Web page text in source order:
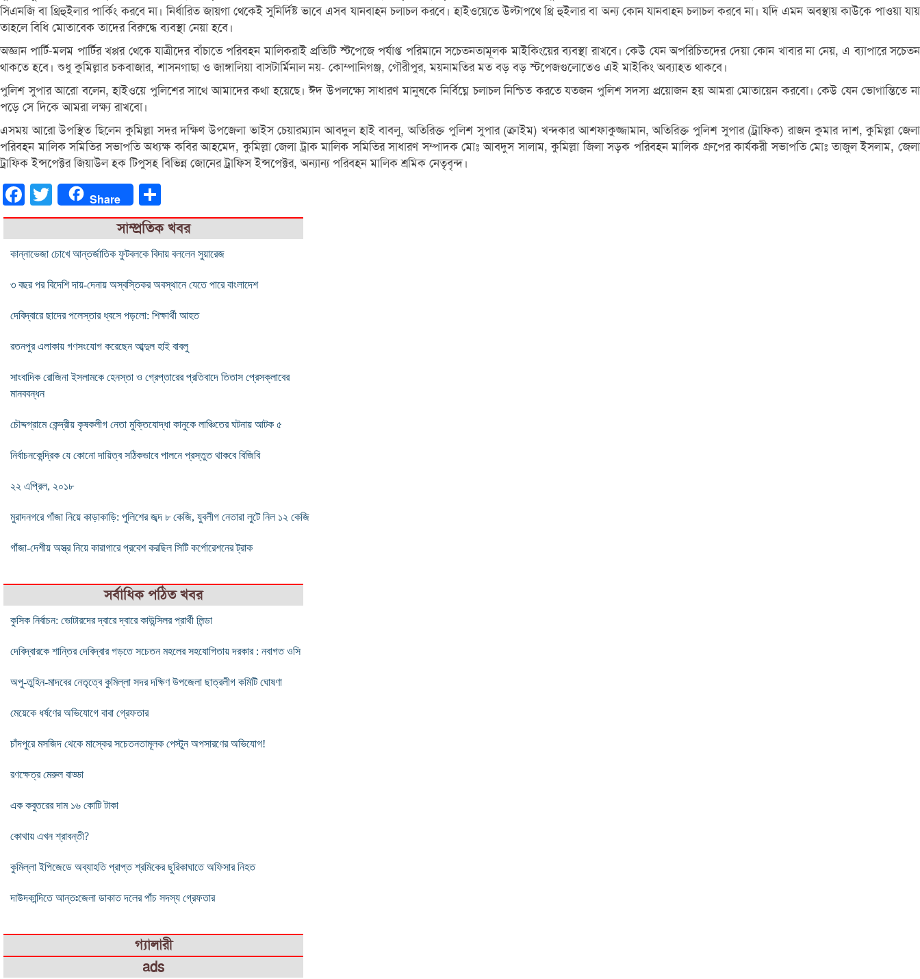
সিএনজি বা থ্রিহুইলার পার্কিং করবে না। নির্ধারিত জায়গা থেকেই সুনির্দিষ্ট ভাবে এসব যানবাহন চলাচল করবে। হাইওয়েতে উল্টাপথে থ্রি হুইলার বা অন্য কোন যানবাহন চলাচল করবে না। যদি এমন অবস্থায় কাউকে পাওয়া যায়
তাহলে বিধি মোতাবেক তাদের বিরুদ্ধে ব্যবস্থা নেয়া হবে।
অজ্ঞান পার্টি-মলম পার্টির খপ্পর থেকে যাত্রীদের বাঁচাতে পরিবহন মালিকরাই প্রতিটি স্টপেজে পর্যাপ্ত পরিমানে সচেতনতামূলক মাইকিংয়ের ব্যবস্থা রাখবে। কেউ যেন অপরিচিতদের দেয়া কোন খাবার না নেয়, এ ব্যাপারে সচেতন
থাকতে হবে। শুধু কুমিল্লার চকবাজার, শাসনগাছা ও জাঙ্গালিয়া বাসটার্মিনাল নয়- কোম্পানিগঞ্জ, গৌরীপুর, ময়নামতির মত বড় বড় স্টপেজগুলোতেও এই মাইকিং অব্যাহত থাকবে।
পুলিশ সুপার আরো বলেন, হাইওয়ে পুলিশের সাথে আমাদের কথা হয়েছে। ঈদ উপলক্ষ্যে সাধারণ মানুষকে নির্বিঘ্নে চলাচল নিশ্চিত করতে যতজন পুলিশ সদস্য প্রয়োজন হয় আমরা মোতায়েন করবো। কেউ যেন ভোগান্তিতে না
পড়ে সে দিকে আমরা লক্ষ্য রাখবো।
এসময় আরো উপস্থিত ছিলেন কুমিল্লা সদর দক্ষিণ উপজেলা ভাইস চেয়ারম্যান আবদুল হাই বাবলু, অতিরিক্ত পুলিশ সুপার (ক্রাইম) খন্দকার আশফাকুজ্জামান, অতিরিক্ত পুলিশ সুপার (ট্রাফিক) রাজন কুমার দাশ, কুমিল্লা জেলা
পরিবহন মালিক সমিতির সভাপতি অধ্যক্ষ কবির আহমেদ, কুমিল্লা জেলা ট্রাক মালিক সমিতির সাধারণ সম্পাদক মোঃ আবদুস সালাম, কুমিল্লা জিলা সড়ক পরিবহন মালিক গ্রুপের কার্যকরী সভাপতি মোঃ তাজুল ইসলাম, জেলা
ট্রাফিক ইন্সপেক্টর জিয়াউল হক টিপুসহ বিভিন্ন জোনের ট্রাফিস ইন্সপেক্টর, অন্যান্য পরিবহন মালিক শ্রমিক নেতৃবৃন্দ।
FacebookTwitter Share
সাম্প্রতিক খবর
কান্নাভেজা চোখে আন্তর্জাতিক ফুটবলকে বিদায় বললেন সুয়ারেজ
৩ বছর পর বিদেশি দায়-দেনায় অস্বস্তিকর অবস্থানে যেতে পারে বাংলাদেশ
দেবিদ্বারে ছাদের পলেস্তার ধ্বসে পড়লো: শিক্ষার্থী আহত
রতনপুর এলাকায় গণসংযোগ করেছেন আব্দুল হাই বাবলু
সাংবাদিক রোজিনা ইসলামকে হেনস্তা ও গ্রেপ্তারের প্রতিবাদে তিতাস প্রেসক্লাবের
মানববন্ধন
চৌদ্দগ্রামে কেন্দ্রীয় কৃষকলীগ নেতা মুক্তিযোদ্ধা কানুকে লাঞ্চিতের ঘটনায় আটক ৫
নির্বাচনকেন্দ্রিক যে কোনো দায়িত্ব সঠিকভাবে পালনে প্রস্তুত থাকবে বিজিবি
২২ এপ্রিল, ২০১৮
মুরাদনগরে গাঁজা নিয়ে কাড়াকাড়ি: পুলিশের জব্দ ৮ কেজি, যুবলীগ নেতারা লুটে নিল ১২ কেজি
গাঁজা-দেশীয় অস্ত্র নিয়ে কারাগারে প্রবেশ করছিল সিটি কর্পোরেশনের ট্রাক
সর্বাধিক পঠিত খবর
কুসিক নির্বাচন: ভোটারদের দ্বারে দ্বারে কাউন্সিলর প্রার্থী লিন্ডা
দেবিদ্বারকে শান্তির দেবিদ্বার গড়তে সচেতন মহলের সহযোগিতায় দরকার : নবাগত ওসি
অপু-তুহিন-মাদবের নেতৃত্বে কুমিল্লা সদর দক্ষিণ উপজেলা ছাত্রলীগ কমিটি ঘোষণা
মেয়েকে ধর্ষণের অভিযোগে বাবা গ্রেফতার
চাঁদপুরে মসজিদ থেকে মাস্কের সচেতনতামূলক পেস্টুন অপসারণের অভিযোগ!
রণক্ষেত্র মেরুল বাড্ডা
এক কবুতরের দাম ১৬ কোটি টাকা
কোথায় এখন শ্রাবন্তী?
কুমিল্লা ইপিজেডে অব্যাহতি প্রাপ্ত শ্রমিকের ছুরিকাঘাতে অফিসার নিহত
দাউদকান্দিতে আন্তঃজেলা ডাকাত দলের পাঁচ সদস্য গ্রেফতার
গ্যালারী
ads